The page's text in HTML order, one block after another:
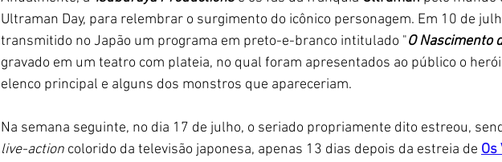
Ultraman Day, para relembrar o surgimento do icônico personagem. Em 10 de
transmitido no Japão um programa em preto-e-branco intitulado "O Nascimento
gravado em um teatro com plateia, no qual foram apresentados ao público o
elenco principal e alguns dos monstros que apareceriam.
Na semana seguinte, no dia 17 de julho, o seriado propriamente dito estreou,
live-action colorido da televisão japonesa, apenas 13 dias depois da estreia de Os